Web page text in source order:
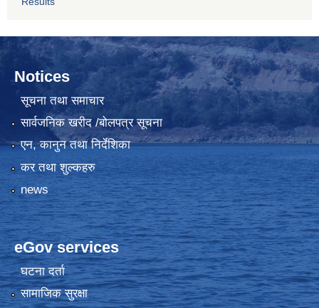
Notices
सूचना तथा समाचार
सार्वजनिक खरीद /बोलपत्र सूचना
एन, कानुन तथा निर्देशिका
कर तथा शुल्कहरु
news
eGov services
घटना दर्ता
सामाजिक सुरक्षा